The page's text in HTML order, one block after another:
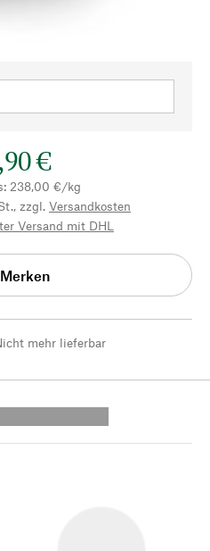
€
238,00 €/kg
zzgl. Versandkosten
Versand mit DHL
Merken
mehr lieferbar